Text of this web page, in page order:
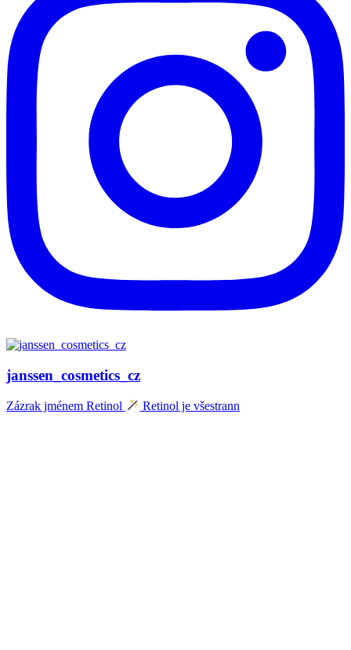
janssen_cosmetics_cz
Zázrak jménem Retinol Retinol je všestrann